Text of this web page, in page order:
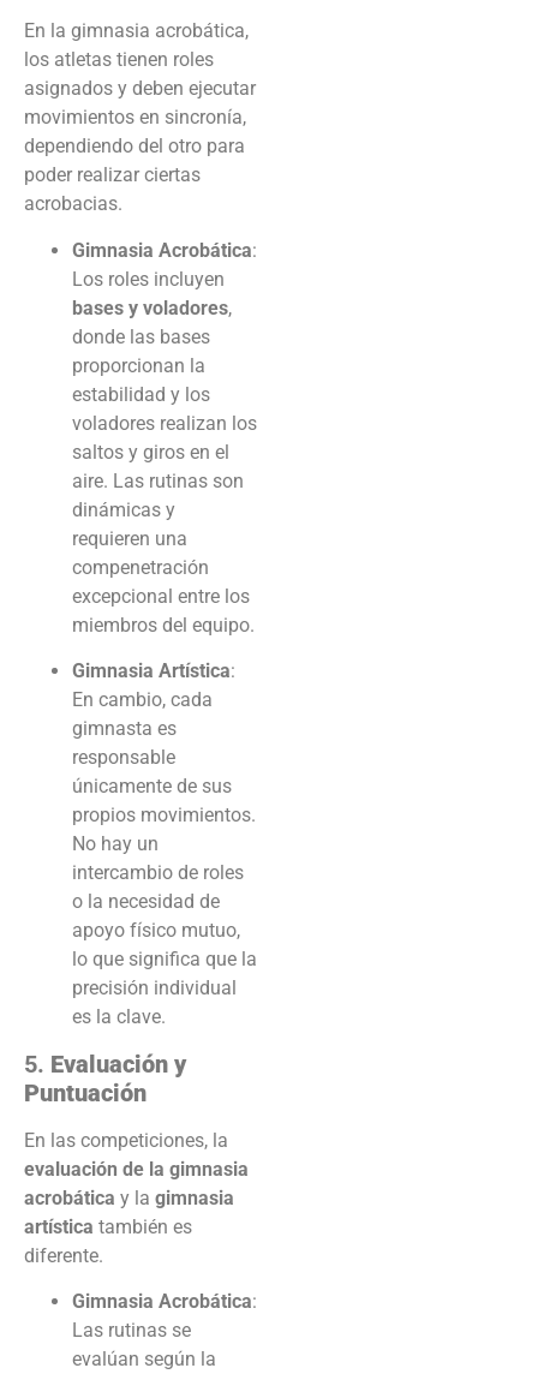
En la gimnasia acrobática,
los atletas tienen roles
asignados y deben ejecutar
movimientos en sincronía,
dependiendo del otro para
poder realizar ciertas
acrobacias.
Gimnasia Acrobática:
Los roles incluyen
bases y voladores,
donde las bases
proporcionan la
estabilidad y los
voladores realizan los
saltos y giros en el
aire. Las rutinas son
dinámicas y
requieren una
compenetración
excepcional entre los
miembros del equipo.
Gimnasia Artística:
En cambio, cada
gimnasta es
responsable
únicamente de sus
propios movimientos.
No hay un
intercambio de roles
o la necesidad de
apoyo físico mutuo,
lo que significa que la
precisión individual
es la clave.
5. Evaluación y
Puntuación
En las competiciones, la
evaluación de la gimnasia
acrobática y la gimnasia
artística también es
diferente.
Gimnasia Acrobática:
Las rutinas se
evalúan según la